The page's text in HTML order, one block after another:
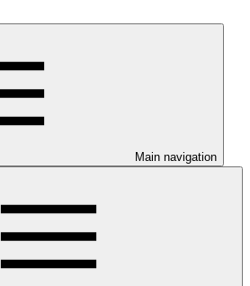
Main navigation